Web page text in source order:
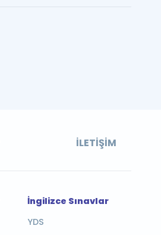
İLETIŞIM
İngilizce Sınavlar
YDS